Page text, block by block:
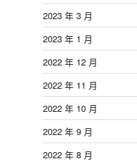
2023 年 3 月
2023 年 1 月
2022 年 12 月
2022 年 11 月
2022 年 10 月
2022 年 9 月
2022 年 8 月